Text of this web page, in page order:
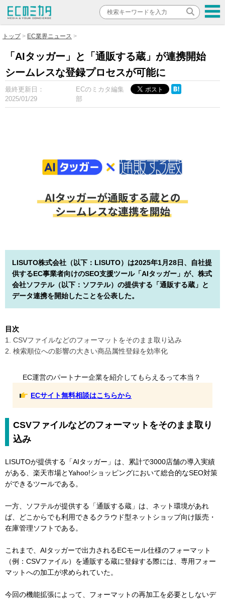
トップ EC業界ニュース
「AIタッガー」と「通販する蔵」が連携開始
シームレスな登録プロセスが可能に
最終更新日：
2025/01/29
ECのミカタ編集
部
LISUTO株式会社（以下：LISUTO）は2025年1月28日、自社提
供するEC事業者向けのSEO支援ツール「AIタッガー」が、株式
会社ソフテル（以下：ソフテル）の提供する「通販する蔵」と
データ連携を開始したことを公表した。
目次
1. CSVファイルなどのフォーマットをそのまま取り込み
2. 検索順位への影響の大きい商品属性登録を効率化
EC運営のパートナー企業を紹介してもらえるって本当？
ECサイト無料相談はこちらから
CSVファイルなどのフォーマットをそのまま取り
込み
LISUTOが提供する「AIタッガー」は、累計で3000店舗の導入実績
がある、楽天市場とYahoo!ショッピングにおいて総合的なSEO対策
ができるツールである。
一方、ソフテルが提供する「通販する蔵」は、ネット環境があれ
ば、どこからでも利用できるクラウド型ネットショップ向け販売・
在庫管理ソフトである。
これまで、AIタッガーで出力されるECモール仕様のフォーマット
（例：CSVファイル）を通販する蔵に登録する際には、専用フォー
マットへの加工が求められていた。
今回の機能拡張によって、フォーマットの再加工を必要としないデ